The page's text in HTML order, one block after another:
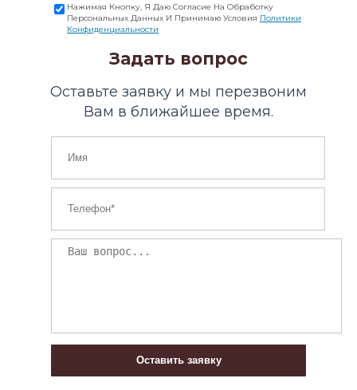
Нажимая Кнопку, Я Даю Согласие На Обработку
Персональных Данных И Принимаю Условия Политики
Конфиденциальности
Задать вопрос
Оставьте заявку и мы перезвоним
Вам в ближайшее время.
Оставить заявку